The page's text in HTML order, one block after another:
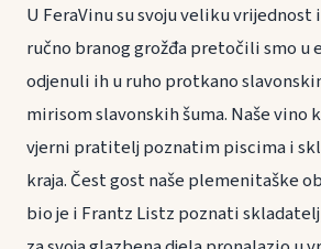
U FeraVinu su svoju veliku
ručno branog grožđa pretočili smo u
odjenuli ih u ruho protkano
mirisom slavonskih šuma. Naše vino
vjerni pratitelj poznatim piscima i
kraja. Čest gost naše plemenitaške
bio je i Frantz Listz poznati